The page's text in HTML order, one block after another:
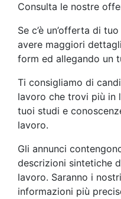
Consulta le nostre
Se c’è un’offerta di
avere maggiori
form ed allegando un
Ti consigliamo di
lavoro che trovi più in
tuoi studi e
lavoro.
Gli annunci
descrizioni sintetiche
lavoro. Saranno i
informazioni più